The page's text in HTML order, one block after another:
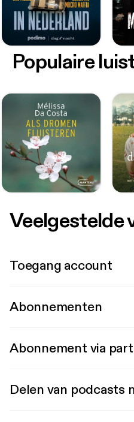
Populaire
Veelgestelde
Toegang account
Abonnementen
Abonnement via
Delen van podcasts